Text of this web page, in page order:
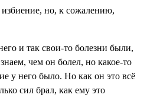
но, к сожалению,
и так свои-то болезни были,
чем он болел, но какое-то
у него было. Но как он это всё
сил брал, как ему это